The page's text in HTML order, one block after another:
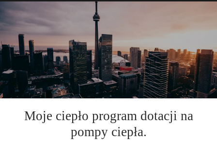
Moje ciepło program dotacji na
pompy ciepła.